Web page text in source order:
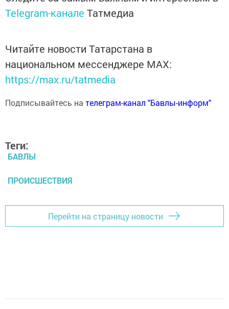
Telegram-канале Татмедиа
Читайте новости Татарстана в
национальном мессенджере MАХ:
https://max.ru/tatmedia
Подписывайтесь на телеграм-канал "Бавлы-информ"
Теги:
БАВЛЫ
ПРОИСШЕСТВИЯ
Перейти на страницу новости